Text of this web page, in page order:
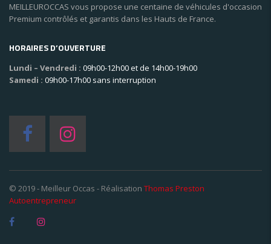
MEILLEUROCCAS vous propose une centaine de véhicules d'occasion
Premium contrôlés et garantis dans les Hauts de France.
HORAIRES D’OUVERTURE
Lundi – Vendredi : 09h00-12h00 et de 14h00-19h00
Samedi : 09h00-17h00 sans interruption
© 2019 - Meilleur Occas - Réalisation Thomas Preston
Autoentrepreneur